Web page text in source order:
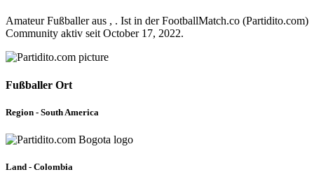
Amateur Fußballer aus , . Ist in der FootballMatch.co (Partidito.com)
Community aktiv seit October 17, 2022.
Fußballer Ort
Region - South America
Land - Colombia